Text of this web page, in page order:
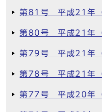
第81号 平成21年
第80号 平成21年
第79号 平成21年
第78号 平成21年
第77号 平成20年